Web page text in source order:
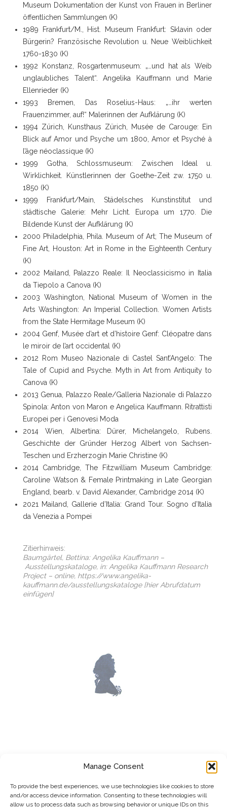
Manage Consent
To provide the best experiences, we use technologies like cookies to store
and/or access device information. Consenting to these technologies will
allow us to process data such as browsing behavior or unique IDs on this
Museum Dokumentation der Kunst von Frauen in Berliner
öffentlichen Sammlungen (K)
1989 Frankfurt/M., Hist. Museum Frankfurt: Sklavin oder
Bürgerin? Französische Revolution u. Neue Weiblichkeit
1760-1830 (K)
1992 Konstanz, Rosgartenmuseum: „…und hat als Weib
unglaubliches Talent“. Angelika Kauffmann und Marie
Ellenrieder (K)
1993 Bremen, Das Roselius-Haus: „…ihr werten
Frauenzimmer, auf!“ Malerinnen der Aufklärung (K)
1994 Zürich, Kunsthaus Zürich, Musée de Carouge: Ein
Blick auf Amor und Psyche um 1800, Amor et Psyché à
l’âge néoclassique (K)
1999 Gotha, Schlossmuseum: Zwischen Ideal u.
Wirklichkeit. Künstlerinnen der Goethe-Zeit zw. 1750 u.
1850 (K)
1999 Frankfurt/Main, Städelsches Kunstinstitut und
städtische Galerie: Mehr Licht. Europa um 1770. Die
Bildende Kunst der Aufklärung (K)
2000 Philadelphia, Phila. Museum of Art; The Museum of
Fine Art, Houston: Art in Rome in the Eighteenth Century
(K)
2002 Mailand, Palazzo Reale: Il Neoclassicismo in Italia
da Tiepolo a Canova (K)
2003 Washington, National Museum of Women in the
Arts Washington: An Imperial Collection. Women Artists
from the State Hermitage Museum (K)
2004 Genf, Musée d’art et d’histoire Genf: Cléopatre dans
le miroir de l’art occidental (K)
2012 Rom Museo Nazionale di Castel Sant’Angelo: The
Tale of Cupid and Psyche. Myth in Art from Antiquity to
Canova (K)
2013 Genua, Palazzo Reale/Galleria Nazionale di Palazzo
Spinola: Anton von Maron e Angelica Kauffmann. Ritrattisti
Europei per i Genovesi Moda
2014 Wien, Albertina: Dürer, Michelangelo, Rubens.
Geschichte der Gründer Herzog Albert von Sachsen-
Teschen und Erzherzogin Marie Christine (K)
2014 Cambridge, The Fitzwilliam Museum Cambridge:
Caroline Watson & Female Printmaking in Late Georgian
England, bearb. v. David Alexander, Cambridge 2014 (K)
2021 Mailand, Gallerie d’Italia: Grand Tour. Sogno d’Italia
da Venezia a Pompei
Zitierhinweis:
Baumgärtel, Bettina: Angelika Kauffmann –
Ausstellungskataloge, in: Angelika Kauffmann Research
Project – online, https://www.angelika-
kauffmann.de/ausstellungskataloge [hier Abrufdatum
einfügen]